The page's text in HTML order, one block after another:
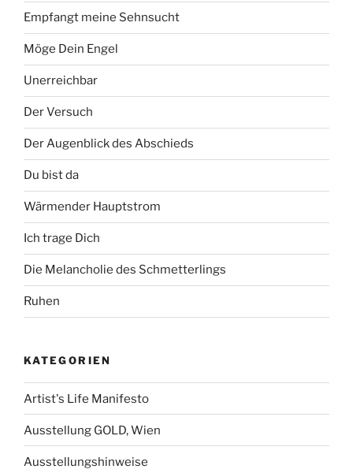
Empfangt meine Sehnsucht
Möge Dein Engel
Unerreichbar
Der Versuch
Der Augenblick des Abschieds
Du bist da
Wärmender Hauptstrom
Ich trage Dich
Die Melancholie des Schmetterlings
Ruhen
KATEGORIEN
Artist's Life Manifesto
Ausstellung GOLD, Wien
Ausstellungshinweise